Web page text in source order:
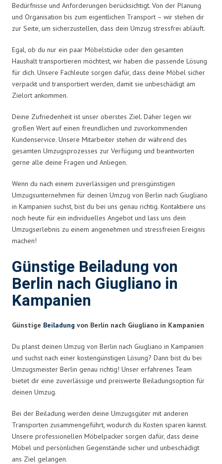
Bedürfnisse und Anforderungen berücksichtigt. Von der Planung
und Organisation bis zum eigentlichen Transport – wir stehen dir
zur Seite, um sicherzustellen, dass dein Umzug stressfrei abläuft.
Egal, ob du nur ein paar Möbelstücke oder den gesamten
Haushalt transportieren möchtest, wir haben die passende Lösung
für dich. Unsere Fachleute sorgen dafür, dass deine Möbel sicher
verpackt und transportiert werden, damit sie unbeschädigt am
Zielort ankommen.
Deine Zufriedenheit ist unser oberstes Ziel. Daher legen wir
großen Wert auf einen freundlichen und zuvorkommenden
Kundenservice. Unsere Mitarbeiter stehen dir während des
gesamten Umzugsprozesses zur Verfügung und beantworten
gerne alle deine Fragen und Anliegen.
Wenn du nach einem zuverlässigen und preisgünstigen
Umzugsunternehmen für deinen Umzug von Berlin nach Giugliano
in Kampanien suchst, bist du bei uns genau richtig. Kontaktiere uns
noch heute für ein individuelles Angebot und lass uns dein
Umzugserlebnis zu einem angenehmen und stressfreien Ereignis
machen!
Günstige Beiladung von
Berlin nach Giugliano in
Kampanien
Günstige Beiladung von Berlin nach Giugliano in Kampanien
Du planst deinen Umzug von Berlin nach Giugliano in Kampanien
und suchst nach einer kostengünstigen Lösung? Dann bist du bei
Umzugsmeister Berlin genau richtig! Unser erfahrenes Team
bietet dir eine zuverlässige und preiswerte Beiladungsoption für
deinen Umzug.
Bei der Beiladung werden deine Umzugsgüter mit anderen
Transporten zusammengeführt, wodurch du Kosten sparen kannst.
Unsere professionellen Möbelpacker sorgen dafür, dass deine
Möbel und persönlichen Gegenstände sicher und unbeschädigt
ans Ziel gelangen.